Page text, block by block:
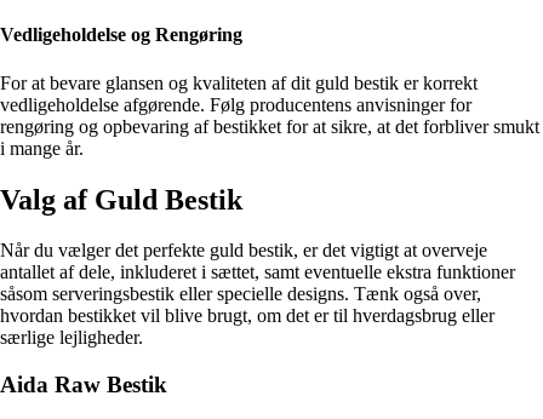
Vedligeholdelse og Rengøring
For at bevare glansen og kvaliteten af dit guld bestik er korrekt
vedligeholdelse afgørende. Følg producentens anvisninger for
rengøring og opbevaring af bestikket for at sikre, at det forbliver smukt
i mange år.
Valg af Guld Bestik
Når du vælger det perfekte guld bestik, er det vigtigt at overveje
antallet af dele, inkluderet i sættet, samt eventuelle ekstra funktioner
såsom serveringsbestik eller specielle designs. Tænk også over,
hvordan bestikket vil blive brugt, om det er til hverdagsbrug eller
særlige lejligheder.
Aida Raw Bestik